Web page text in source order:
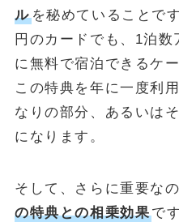
ルを秘めていることで
円のカードでも、1泊
に無料で宿泊できるケ
この特典を年に一度利
なりの部分、あるいは
になります。
そして、さらに重要なの
の特典との相乗効果で